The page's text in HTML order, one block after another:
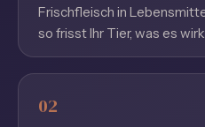
Frischfleisch in
so frisst Ihr Tier, was es